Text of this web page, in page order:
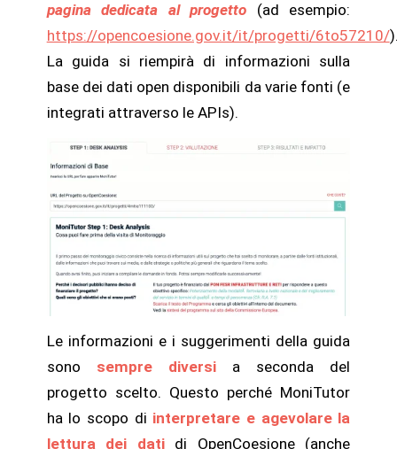
pagina dedicata al progetto (ad esempio:
https://opencoesione.gov.it/it/progetti/6to57210/
La guida si riempirà di informazioni sulla
base dei dati open disponibili da varie fonti (e
integrati attraverso le APIs).
Le informazioni e i suggerimenti della guida
sono sempre diversia seconda del
progetto scelto. Questo perché MoniTutor
ha lo scopo di interpretare e agevolare la
lettura dei datidi OpenCoesione (anche